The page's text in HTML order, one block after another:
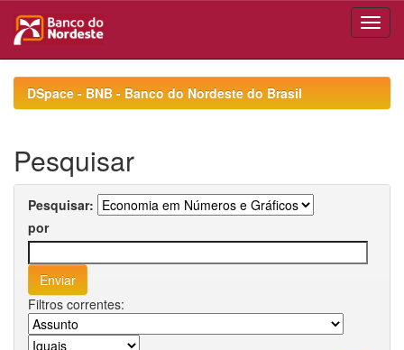
navigationDSpace - BNB - Banco do Nordeste do Brasil
Pesquisar
Pesquisar:
por
Filtros correntes: